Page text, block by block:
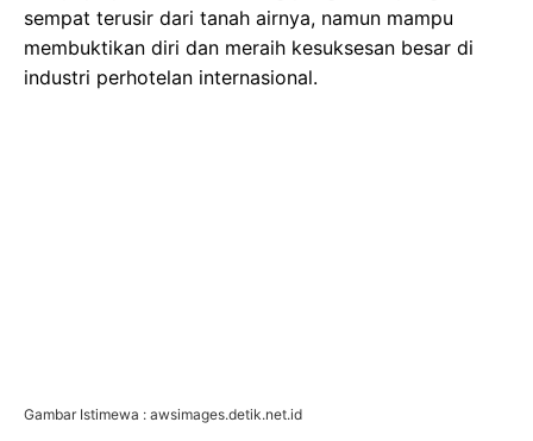
sempat terusir dari tanah airnya, namun mampu
membuktikan diri dan meraih kesuksesan besar di
industri perhotelan internasional.
lulus dari Iowa University, Amerika Serikat pada tahun